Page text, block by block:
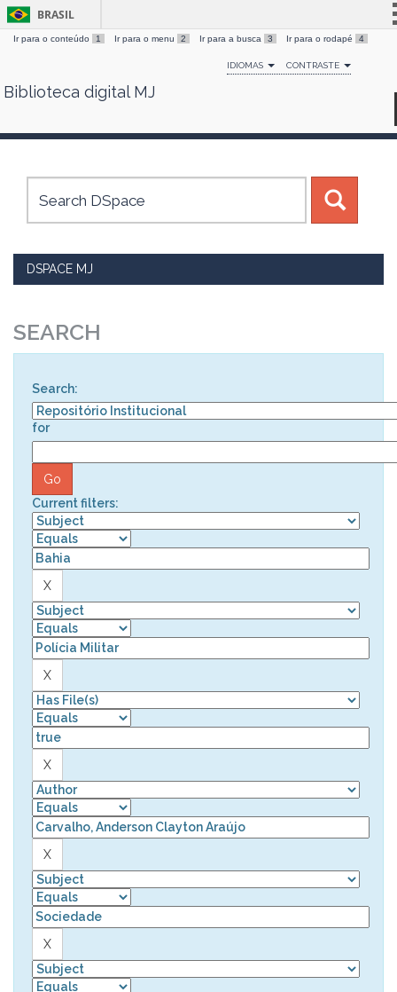
Skip
BRASIL
Simplifique!
Comunica BR
Canais
Ir para o conteúdo 1 Ir para o menu 2 Ir para a busca 3 Ir para o rodapé 4
IDIOMAS CONTRASTE
Biblioteca digital MJ
DSPACE MJ
SEARCH
Search:
for
Current filters: